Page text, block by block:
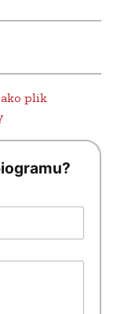
plik